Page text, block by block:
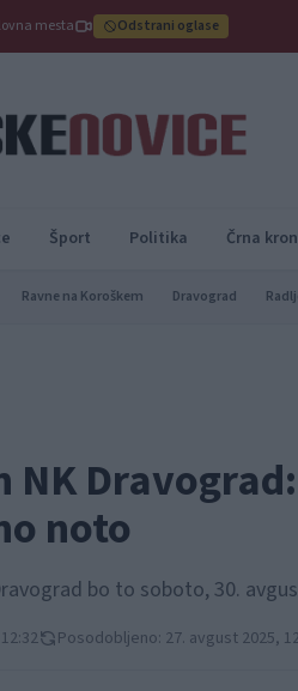
mesta Odstrani oglase
Šport Politika Črna
Ravne na Koroškem Dravograd
NK
noto
bo to soboto, 30.
Posodobljeno: 27. avgust 2025,